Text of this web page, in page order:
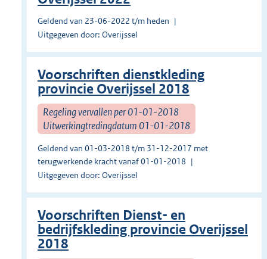
Geldend van 23-06-2022 t/m heden
Uitgegeven door: Overijssel
Voorschriften dienstkleding
provincie Overijssel 2018
Regeling vervallen per 01-01-2018
Uitwerkingtredingdatum 01-01-2018
Geldend van 01-03-2018 t/m 31-12-2017 met
terugwerkende kracht vanaf 01-01-2018
Uitgegeven door: Overijssel
Voorschriften Dienst- en
bedrijfskleding provincie Overijssel
2018